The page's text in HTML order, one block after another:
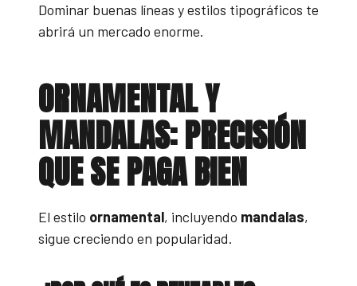
Dominar buenas líneas y estilos tipográficos te
abrirá un mercado enorme.
ORNAMENTAL Y
MANDALAS: PRECISIÓN
QUE SE PAGA BIEN
El estilo ornamental, incluyendo mandalas,
sigue creciendo en popularidad.